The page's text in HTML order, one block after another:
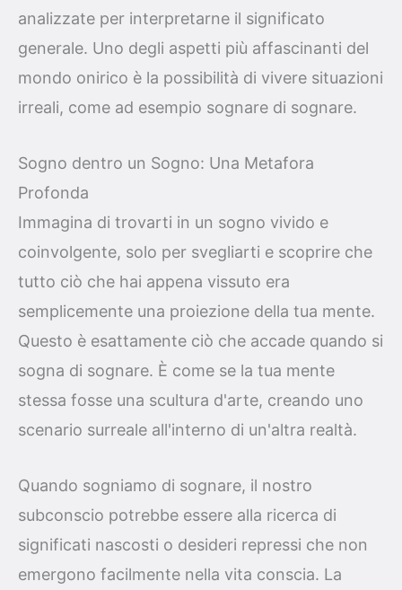
analizzate per interpretarne il significato
generale. Uno degli aspetti più affascinanti del
mondo onirico è la possibilità di vivere situazioni
irreali, come ad esempio sognare di sognare.
Sogno dentro un Sogno: Una Metafora
Profonda
Immagina di trovarti in un sogno vivido e
coinvolgente, solo per svegliarti e scoprire che
tutto ciò che hai appena vissuto era
semplicemente una proiezione della tua mente.
Questo è esattamente ciò che accade quando si
sogna di sognare. È come se la tua mente
stessa fosse una scultura d'arte, creando uno
scenario surreale all'interno di un'altra realtà.
Quando sogniamo di sognare, il nostro
subconscio potrebbe essere alla ricerca di
significati nascosti o desideri repressi che non
emergono facilmente nella vita conscia. La